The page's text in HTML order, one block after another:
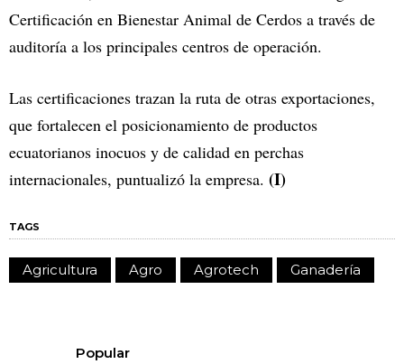
Certificación en Bienestar Animal de Cerdos a través de
auditoría a los principales centros de operación.
Las certificaciones trazan la ruta de otras exportaciones,
que fortalecen el posicionamiento de productos
ecuatorianos inocuos y de calidad en perchas
internacionales, puntualizó la empresa. (I)
TAGS
Agricultura Agro Agrotech Ganadería
Popular